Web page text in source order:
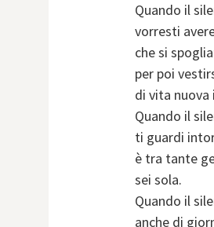
Quando il
vorresti
che si
per poi
di vita nuova
Quando il
ti guardi
è tra tante
sei sola.
Quando il
anche di